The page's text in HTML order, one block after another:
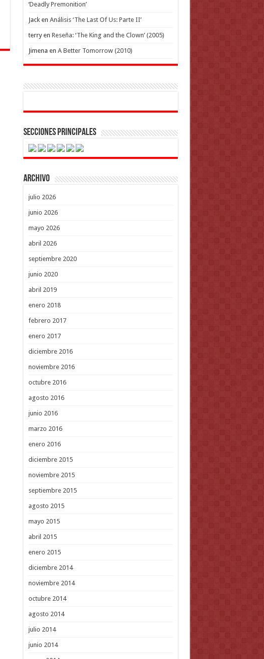
‘Deadly Premonition’
Jacken Análisis ‘The Last Of Us: Parte II’
terryen Reseña: ‘The King and the Clown’ (2005)
Jimena en A Better Tomorrow (2010)
Secciones Principales
Archivo
julio 2026
junio 2026
mayo 2026
abril 2026
septiembre 2020
junio 2020
abril 2019
enero 2018
febrero 2017
enero 2017
diciembre 2016
noviembre 2016
octubre 2016
agosto 2016
junio 2016
marzo 2016
enero 2016
diciembre 2015
noviembre 2015
septiembre 2015
agosto 2015
mayo 2015
abril 2015
enero 2015
diciembre 2014
noviembre 2014
octubre 2014
agosto 2014
julio 2014
junio 2014